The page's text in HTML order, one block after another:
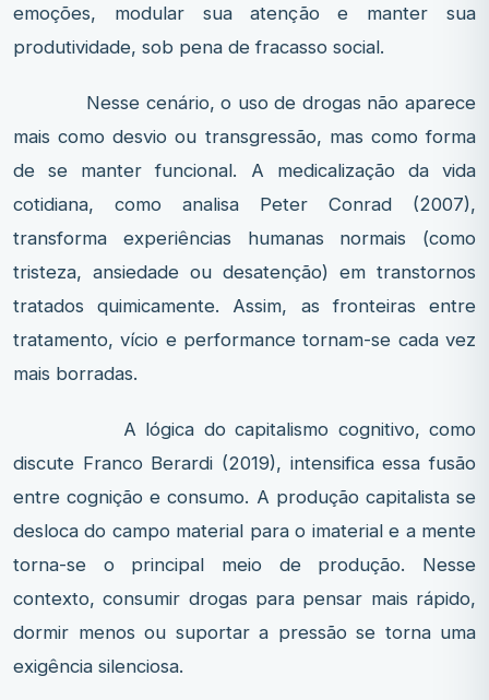
emoções, modular sua atenção e manter sua
produtividade, sob pena de fracasso social.
Nesse cenário, o uso de drogas não aparece
mais como desvio ou transgressão, mas como forma
de se manter funcional. A medicalização da vida
cotidiana, como analisa Peter Conrad (2007),
transforma experiências humanas normais (como
tristeza, ansiedade ou desatenção) em transtornos
tratados quimicamente. Assim, as fronteiras entre
tratamento, vício e performance tornam-se cada vez
mais borradas.
A lógica do capitalismo cognitivo, como
discute Franco Berardi (2019), intensifica essa fusão
entre cognição e consumo. A produção capitalista se
desloca do campo material para o imaterial e a mente
torna-se o principal meio de produção. Nesse
contexto, consumir drogas para pensar mais rápido,
dormir menos ou suportar a pressão se torna uma
exigência silenciosa.